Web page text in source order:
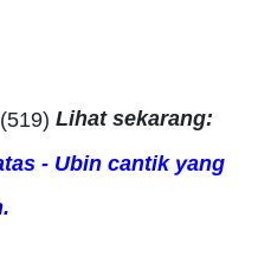
Lihat sekarang:
- Ubin cantik yang